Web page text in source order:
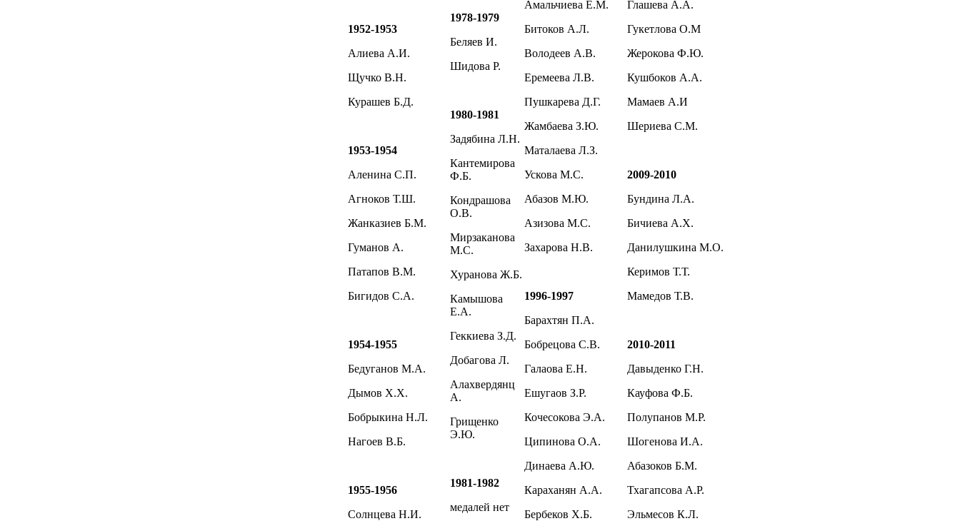
1952-1953
Алиева А.И.
Щучко В.Н.
Курашев Б.Д.
1953-1954
Аленина С.П.
Агноков Т.Ш.
Жанказиев Б.М.
Гуманов А.
Патапов В.М.
Бигидов С.А.
1954-1955
Бедуганов М.А.
Дымов Х.Х.
Бобрыкина Н.Л.
Нагоев В.Б.
1955-1956
Солнцева Н.И.
1978-1979
Беляев И.
Шидова Р.
1980-1981
Задябина Л.Н.
Кантемирова
Ф.Б.
Кондрашова
О.В.
Мирзаканова
М.С.
Хуранова Ж.Б.
Камышова
Е.А.
Геккиева З.Д.
Добагова Л.
Алахвердянц
А.
Грищенко
Э.Ю.
1981-1982
медалей нет
Амальчиева Е.М.
Битоков А.Л.
Володеев А.В.
Еремеева Л.В.
Пушкарева Д.Г.
Жамбаева З.Ю.
Маталаева Л.З.
Ускова М.С.
Абазов М.Ю.
Азизова М.С.
Захарова Н.В.
1996-1997
Барахтян П.А.
Бобрецова С.В.
Галаова Е.Н.
Ешугаов З.Р.
Кочесокова Э.А.
Ципинова О.А.
Динаева А.Ю.
Караханян А.А.
Бербеков Х.Б.
Глашева А.А.
Гукетлова О.М
Жерокова Ф.Ю.
Кушбоков А.А.
Мамаев А.И
Шериева С.М.
2009-2010
Бундина Л.А.
Бичиева А.Х.
Данилушкина М.О.
Керимов Т.Т.
Мамедов Т.В.
2010-2011
Давыденко Г.Н.
Кауфова Ф.Б.
Полупанов М.Р.
Шогенова И.А.
Абазоков Б.М.
Тхагапсова А.Р.
Эльмесов К.Л.